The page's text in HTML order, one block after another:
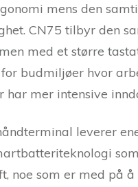
mens den
CN75 tilbyr den
med et større
budmiljøer hvor
har mer intensive
leverer
noe som er med på